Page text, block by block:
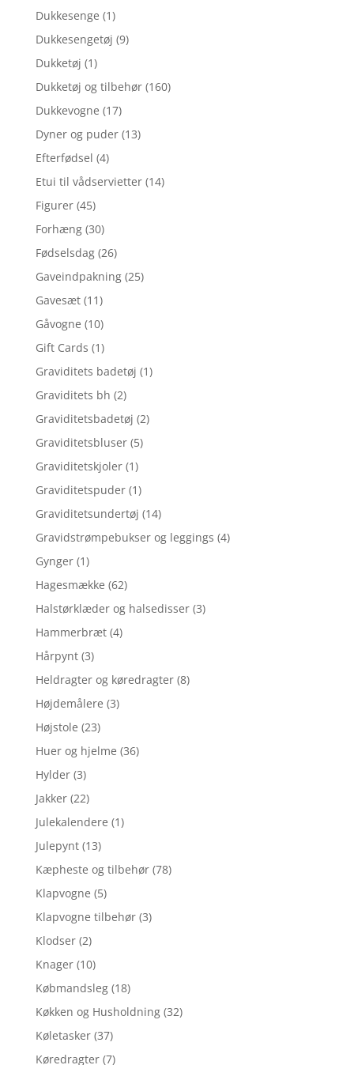
Dukkesenge (1)
Dukkesengetøj (9)
Dukketøj (1)
Dukketøj og tilbehør (160)
Dukkevogne (17)
Dyner og puder (13)
Efterfødsel (4)
Etui til vådservietter (14)
Figurer (45)
Forhæng (30)
Fødselsdag (26)
Gaveindpakning (25)
Gavesæt (11)
Gåvogne (10)
Gift Cards (1)
Graviditets badetøj (1)
Graviditets bh (2)
Graviditetsbadetøj (2)
Graviditetsbluser (5)
Graviditetskjoler (1)
Graviditetspuder (1)
Graviditetsundertøj (14)
Gravidstrømpebukser og leggings (4)
Gynger (1)
Hagesmække (62)
Halstørklæder og halsedisser (3)
Hammerbræt (4)
Hårpynt (3)
Heldragter og køredragter (8)
Højdemålere (3)
Højstole (23)
Huer og hjelme (36)
Hylder (3)
Jakker (22)
Julekalendere (1)
Julepynt (13)
Kæpheste og tilbehør (78)
Klapvogne (5)
Klapvogne tilbehør (3)
Klodser (2)
Knager (10)
Købmandsleg (18)
Køkken og Husholdning (32)
Køletasker (37)
Køredragter (7)